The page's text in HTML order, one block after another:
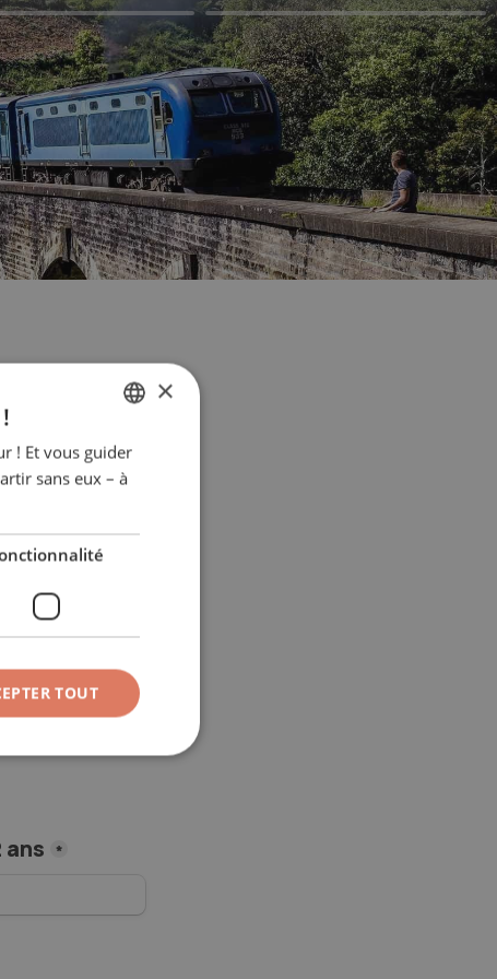
ans *
FRENCH
ENGLISH
×
! Et vous guider
sans eux – à
TOUT